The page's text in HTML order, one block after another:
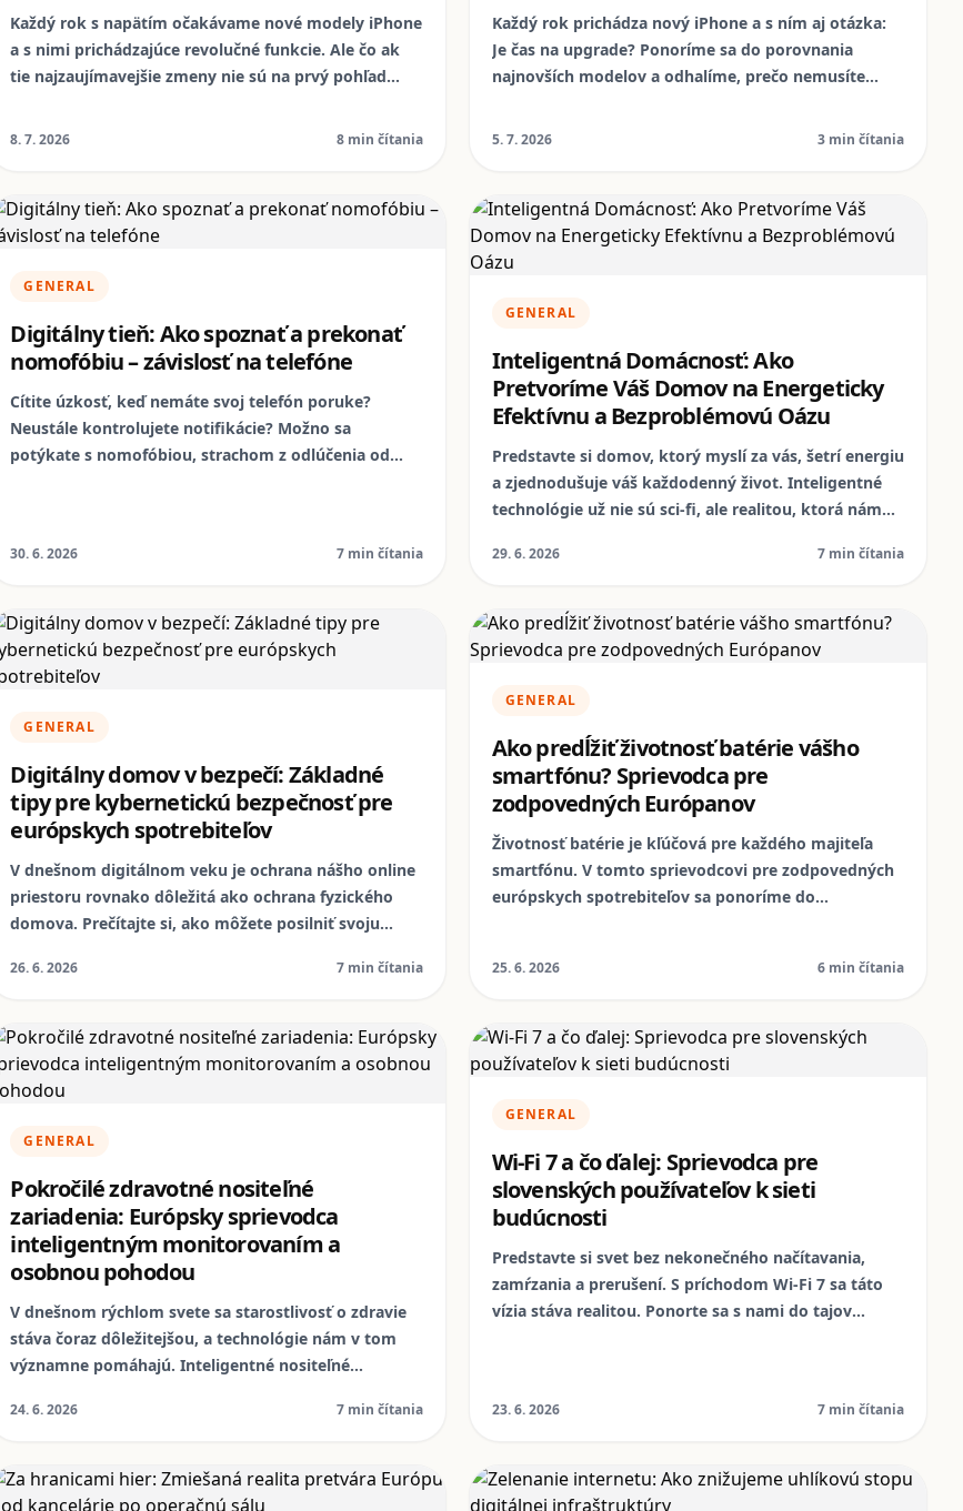
Každý rok s napätím očakávame nové modely iPhone
a s nimi prichádzajúce revolučné funkcie. Ale čo ak
tie najzaujímavejšie zmeny nie sú na prvý pohľad
objavte desať "skrytých" inovácií, ktoré síce nebudú
mnohé z týchto pokrokov sú dostupné aj
prostredníctvom repasovaných zariadení, ktoré
8. 7. 2026 8 min čítania
Každý rok prichádza nový iPhone a s ním aj otázka:
Je čas na upgrade? Ponoríme sa do porovnania
najnovších modelov a odhalíme, prečo nemusíte
zariadenia od NomoPhone ponúkajú inteligentnú a
5. 7. 2026 3 min čítania
GENERAL
Digitálny tieň: Ako spoznať a prekonať
nomofóbiu – závislosť na telefóne
Cítite úzkosť, keď nemáte svoj telefón poruke?
Neustále kontrolujete notifikácie? Možno sa
potýkate s nomofóbiou, strachom z odlúčenia od
repasovaných zariadení NomoPhone v
30. 6. 2026 7 min čítania
GENERAL
Inteligentná Domácnosť: Ako
Pretvoríme Váš Domov na Energeticky
Efektívnu a Bezproblémovú Oázu
Predstavte si domov, ktorý myslí za vás, šetrí energiu
a zjednodušuje váš každodenný život. Inteligentné
technológie už nie sú sci-fi, ale realitou, ktorá nám
ako s Nomophone, európskym lídrom v refurbished
skutočnosť.
29. 6. 2026 7 min čítania
GENERAL
Digitálny domov v bezpečí: Základné
tipy pre kybernetickú bezpečnosť pre
európskych spotrebiteľov
V dnešnom digitálnom veku je ochrana nášho online
priestoru rovnako dôležitá ako ochrana fyzického
domova. Prečítajte si, ako môžete posilniť svoju
údaje pred hrozbami, ktoré číhajú na internete.
cítiť sa bezpečnejšie v online svete.
26. 6. 2026 7 min čítania
GENERAL
Ako predĺžiť životnosť batérie vášho
smartfónu? Sprievodca pre
zodpovedných Európanov
Životnosť batérie je kľúčová pre každého majiteľa
smartfónu. V tomto sprievodcovi pre zodpovedných
európskych spotrebiteľov sa ponoríme do
podpore udržateľnosti. Objavte, ako si udržať batériu
Nomophone.
25. 6. 2026 6 min čítania
GENERAL
Pokročilé zdravotné nositeľné
zariadenia: Európsky sprievodca
inteligentným monitorovaním a
osobnou pohodou
V dnešnom rýchlom svete sa starostlivosť o zdravie
stáva čoraz dôležitejšou, a technológie nám v tom
významne pomáhajú. Inteligentné nositeľné
prešli dlhú cestu od jednoduchých krokomerov.
pomáhajú nám prevziať aktívnu rolu v našom zdraví,
často v spojení s kvalitným smartfónom, ktorý môže
24. 6. 2026 7 min čítania
GENERAL
Wi-Fi 7 a čo ďalej: Sprievodca pre
slovenských používateľov k sieti
budúcnosti
Predstavte si svet bez nekonečného načítavania,
zamŕzania a prerušení. S príchodom Wi-Fi 7 sa táto
vízia stáva realitou. Ponorte sa s nami do tajov
repasované zariadenia od NomoPhone kľúčom k
23. 6. 2026 7 min čítania